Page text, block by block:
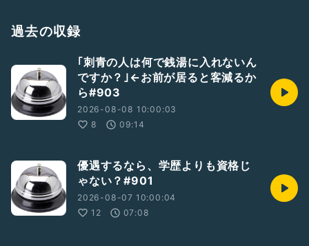
過去の収録
｢刺青の人は何で銭湯に入れないん
ですか？｣←お前が居ると客減るか
ら#903
2026-08-08 10:00:03
8
09:14
優遇するなら、学歴よりも資格じ
ゃない？#901
2026-08-07 10:00:04
12
07:08